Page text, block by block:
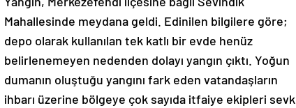
Mahallesinde meydana geldi. Edinilen bilgilere göre;
depo olarak kullanılan tek katlı bir evde henüz
belirlenemeyen nedenden dolayı yangın çıktı. Yoğun
dumanın oluştuğu yangını fark eden vatandaşların
ihbarı üzerine bölgeye çok sayıda itfaiye ekipleri sevk